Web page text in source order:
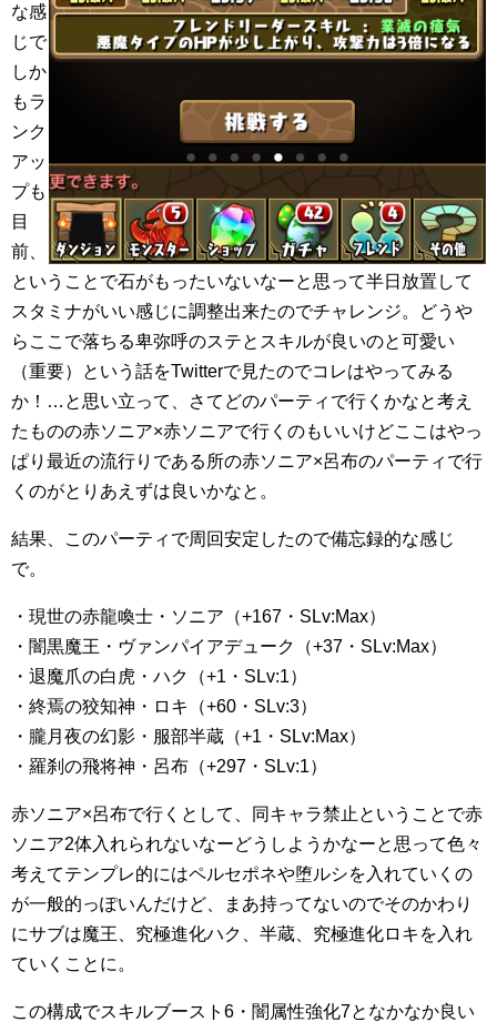
な感
じで
しか
もラ
ンク
アッ
プも
目
前、
ということで石がもったいないなーと思って半日放置して
スタミナがいい感じに調整出来たのでチャレンジ。どうや
らここで落ちる卑弥呼のステとスキルが良いのと可愛い
（重要）という話をTwitterで見たのでコレはやってみる
か！…と思い立って、さてどのパーティで行くかなと考え
たものの赤ソニア×赤ソニアで行くのもいいけどここはやっ
ぱり最近の流行りである所の赤ソニア×呂布のパーティで行
くのがとりあえずは良いかなと。
結果、このパーティで周回安定したので備忘録的な感じ
で。
・現世の赤龍喚士・ソニア（+167・SLv:Max）
・闇黒魔王・ヴァンパイアデューク（+37・SLv:Max）
・退魔爪の白虎・ハク（+1・SLv:1）
・終焉の狡知神・ロキ（+60・SLv:3）
・朧月夜の幻影・服部半蔵（+1・SLv:Max）
・羅刹の飛将神・呂布（+297・SLv:1）
赤ソニア×呂布で行くとして、同キャラ禁止ということで赤
ソニア2体入れられないなーどうしようかなーと思って色々
考えてテンプレ的にはペルセポネや堕ルシを入れていくの
が一般的っぽいんだけど、まあ持ってないのでそのかわり
にサブは魔王、究極進化ハク、半蔵、究極進化ロキを入れ
ていくことに。
この構成でスキルブースト6・闇属性強化7となかなか良い